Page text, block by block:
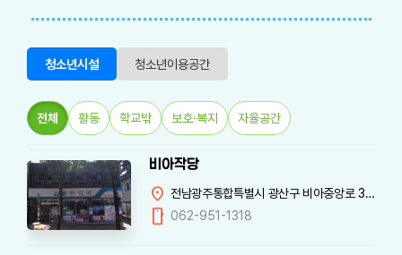
청소년시설 청소년이용공간
전체 활동 학교밖 보호·복지 자율공간
비아작당
location_on 전남광주통합특별시 광산구 비아중앙로 30 참좋은약국 2층
mobile 062-951-1318